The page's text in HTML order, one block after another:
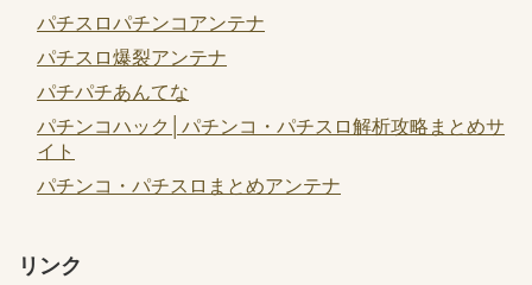
パチスロパチンコアンテナ
パチスロ爆裂アンテナ
パチパチあんてな
パチンコハック│パチンコ・パチスロ解析攻略まとめサ
イト
パチンコ・パチスロまとめアンテナ
リンク